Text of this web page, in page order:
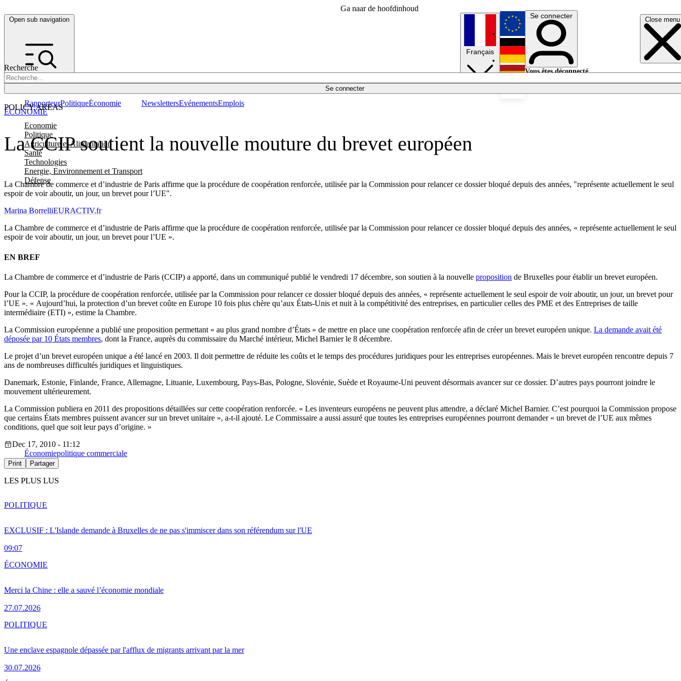
Ga naar de hoofdinhoud
Open sub navigation Close menu
Recherche
Se connecter
POLICY AREAS
Economie
Politique
Agriculture et Alimentation
Santé
Technologies
Energie, Environnement et Transport
Défense
RapporteurPolitiqueÉconomie NewslettersEvénementsEmplois
Français
English
Deutsch
Se connecter
Vous êtes déconnecté.
La CCIP soutient la nouvelle mouture du brevet européen
La Chambre de commerce et d’industrie de Paris affirme que la procédure de coopération renforcée, utilisée par la Commission pour relancer ce dossier bloqué depuis des années, "représente actuellement le seul
espoir de voir aboutir, un jour, un brevet pour l’UE".
ÉCONOMIE
Marina BorrelliEURACTIV.fr
La Chambre de commerce et d’industrie de Paris affirme que la procédure de coopération renforcée, utilisée par la Commission pour relancer ce dossier bloqué depuis des années, « représente actuellement le seul
espoir de voir aboutir, un jour, un brevet pour l’UE ».
EN BREF
La Chambre de commerce et d’industrie de Paris (CCIP) a apporté, dans un communiqué publié le vendredi 17 décembre, son soutien à la nouvelle proposition de Bruxelles pour établir un brevet européen.
Pour la CCIP, la procédure de coopération renforcée, utilisée par la Commission pour relancer ce dossier bloqué depuis des années, « représente actuellement le seul espoir de voir aboutir, un jour, un brevet pour
l’UE ». « Aujourd’hui, la protection d’un brevet coûte en Europe 10 fois plus chère qu’aux États-Unis et nuit à la compétitivité des entreprises, en particulier celles des PME et des Entreprises de taille
intermédiaire (ETI) », estime la Chambre.
La Commission européenne a publié une proposition permettant « au plus grand nombre d’États » de mettre en place une coopération renforcée afin de créer un brevet européen unique. La demande avait été
déposée par 10 États membres, dont la France, auprès du commissaire du Marché intérieur, Michel Barnier le 8 décembre.
Le projet d’un brevet européen unique a été lancé en 2003. Il doit permettre de réduite les coûts et le temps des procédures juridiques pour les entreprises européennes. Mais le brevet européen rencontre depuis 7
ans de nombreuses difficultés juridiques et linguistiques.
Danemark, Estonie, Finlande, France, Allemagne, Lituanie, Luxembourg, Pays-Bas, Pologne, Slovénie, Suède et Royaume-Uni peuvent désormais avancer sur ce dossier. D’autres pays pourront joindre le
mouvement ultérieurement.
La Commission publiera en 2011 des propositions détaillées sur cette coopération renforcée. « Les inventeurs européens ne peuvent plus attendre, a déclaré Michel Barnier. C’est pourquoi la Commission propose
que certains États membres puissent avancer sur un brevet unitaire », a-t-il ajouté. Le Commissaire a aussi assuré que toutes les entreprises européennes pourront demander « un brevet de l’UE aux mêmes
conditions, quel que soit leur pays d’origine. »
Dec 17, 2010 - 11:12
Économiepolitique commerciale
Print Partager
LES PLUS LUS
EXCLUSIF : L'Islande demande à Bruxelles de ne pas s'immiscer dans son référendum sur l'UE
09:07
POLITIQUE
Merci la Chine : elle a sauvé l’économie mondiale
27.07.2026
ÉCONOMIE
Une enclave espagnole dépassée par l'afflux de migrants arrivant par la mer
30.07.2026
POLITIQUE